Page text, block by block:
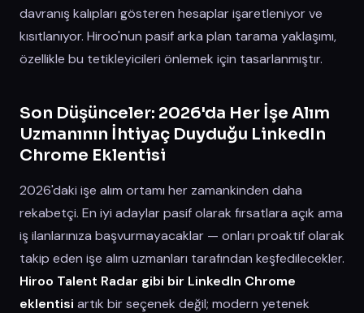
davranış kalıpları gösteren hesaplar işaretleniyor ve
kısıtlanıyor. Hiroo'nun pasif arka plan tarama yaklaşımı,
özellikle bu tetikleyicileri önlemek için tasarlanmıştır.
Son Düşünceler: 2026'da Her İşe Alım
Uzmanının İhtiyaç Duyduğu LinkedIn
Chrome Eklentisi
2026'daki işe alım ortamı her zamankinden daha
rekabetçi. En iyi adaylar pasif olarak fırsatlara açık ama
iş ilanlarınıza başvurmayacaklar — onları proaktif olarak
takip eden işe alım uzmanları tarafından keşfedilecekler.
Hiroo Talent Radar gibi bir LinkedIn Chrome
eklentisi artık bir seçenek değil; modern yetenek